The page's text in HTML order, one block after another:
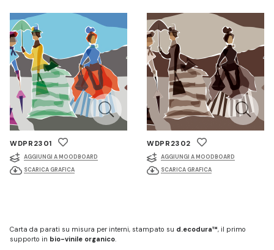
WDPR2301
AGGIUNGI A MOODBOARD
SCARICA GRAFICA
WDPR2302
AGGIUNGI A MOODBOARD
SCARICA GRAFICA
Carta da parati su misura per interni, stampato su d.ecodura™, il primo
supporto in bio-vinile organico.